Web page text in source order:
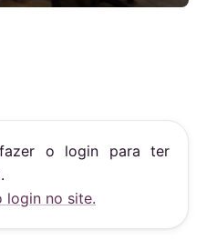
o login para ter
login no site.